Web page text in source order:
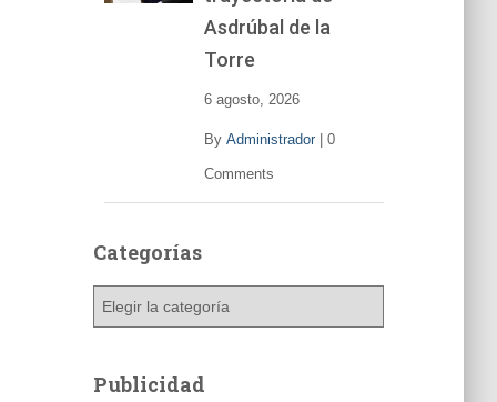
Asdrúbal de la
Torre
6 agosto, 2026
By Administrador| 0
Comments
Categorías
g
Publicidad